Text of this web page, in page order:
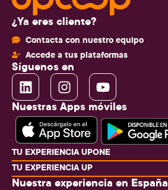
¿Ya eres cliente?
Contacta con nuestro equipo
Accede a tus plataformas
Síguenos en
Nuestras Apps móviles
TU EXPERIENCIA UPONE
TU EXPERIENCIA UP
Nuestra experiencia en España